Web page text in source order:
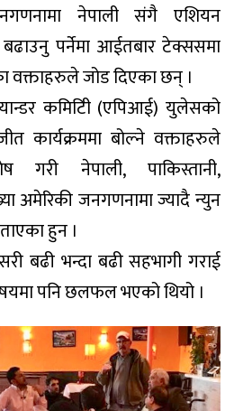
नेपाली संगै एशियन
पर्नेमा आईतबार टेक्ससमा
वक्ताहरुले जोड दिएका छन् ।
कमिटिी (एपिआई) युलेसको
कार्यक्रममा बोल्ने वक्ताहरुले
नेपाली, पाकिस्तानी,
अमेरिकी जनगणनामा ज्यादै न्युन
हुन ।
बढी भन्दा बढी सहभागी गराई
पनि छलफल भएको थियो ।